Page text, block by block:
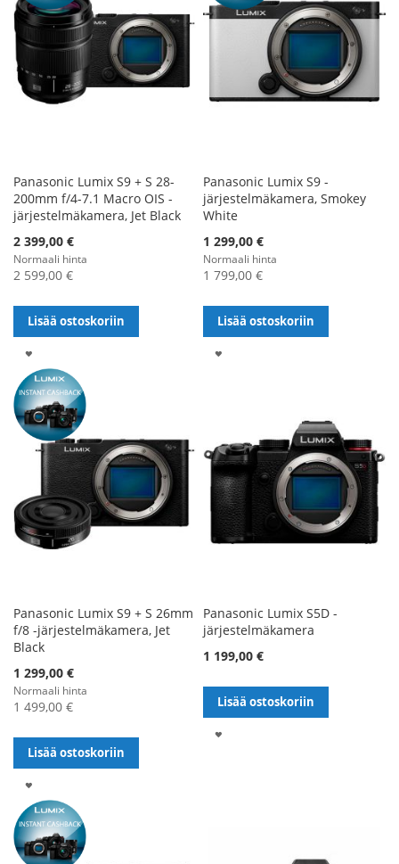
Panasonic Lumix S9 + S 28-
200mm f/4-7.1 Macro OIS -
järjestelmäkamera, Jet Black
2 399,00 €
Normaali hinta
2 599,00 €
Lisää ostoskoriin
TOIVELISTALLE
Panasonic Lumix S9 -
järjestelmäkamera, Smokey
White
Alennushinta
1 299,00 €
Normaali hinta
1 799,00 €
Lisää ostoskoriin
Panasonic Lumix S9 + S 26mm
f/8 -järjestelmäkamera, Jet
Black
1 299,00 €
Normaali hinta
1 499,00 €
Lisää ostoskoriin
TOIVELISTALLE
Panasonic Lumix S5D -
järjestelmäkamera
1 199,00 €
Lisää ostoskoriin